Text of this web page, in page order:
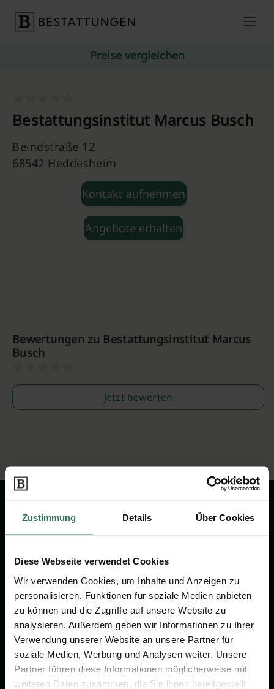
Zustimmung Details Über Cookies
Diese Webseite verwendet Cookies
Wir verwenden Cookies, um Inhalte und Anzeigen zu
personalisieren, Funktionen für soziale Medien anbieten
zu können und die Zugriffe auf unsere Website zu
analysieren. Außerdem geben wir Informationen zu Ihrer
Verwendung unserer Website an unsere Partner für
soziale Medien, Werbung und Analysen weiter. Unsere
Partner führen diese Informationen möglicherweise mit
weiteren Daten zusammen, die Sie ihnen bereitgestellt
Preise vergleichen
Bestattungsinstitut Marcus Busch
Beindstraße 12
68542 Heddesheim
Kontakt aufnehmen
Angebote erhalten
Bewertungen zu Bestattungsinstitut Marcus
Busch
Jetzt bewerten
Wir sind Ihr Ansprechpartner rund
um das Thema Bestattung &
Jetzt beraten lassen
FÜR SIE
Vergleich
FÜR BESTATTER
Online-Portal